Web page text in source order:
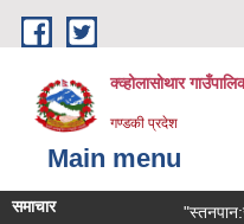
Skip to main content
क्व्होलासोथार
गण्डकी प्रदेश
Main menu
समाचार